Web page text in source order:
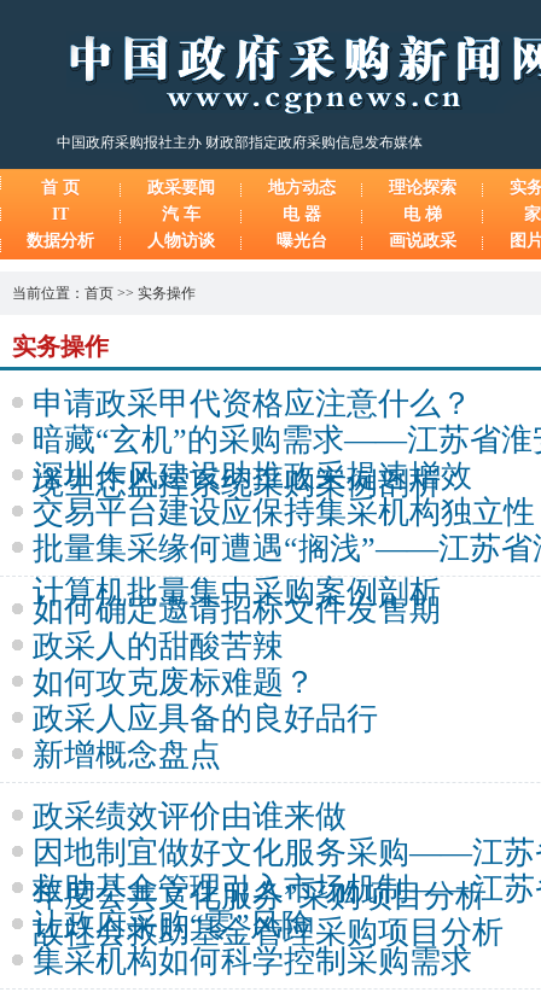
中国政府采购报社主办 财政部指定政府采购信息发布媒体
首 页 政采要闻 地方动态 理论探索
实
IT
汽 车 电 器 电 梯
数据分析
人物访谈 曝光台 画说政采 图
当前位置： 首页 >> 实务操作
实务操作
申请政采甲代资格应注意什么？
暗藏“玄机”的采购需求——江苏省淮
境生态监控系统采购案例剖析
深圳作风建设助推政采提速增效
交易平台建设应保持集采机构独立性
批量集采缘何遭遇“搁浅”——江苏省
计算机批量集中采购案例剖析
如何确定邀请招标文件发售期
政采人的甜酸苦辣
如何攻克废标难题？
政采人应具备的良好品行
新增概念盘点
政采绩效评价由谁来做
因地制宜做好文化服务采购——江苏
年度公共文化服务”采购项目分析
救助基金管理引入市场机制——江苏
故社会救助基金管理采购项目分析
让政府采购“零”风险
集采机构如何科学控制采购需求